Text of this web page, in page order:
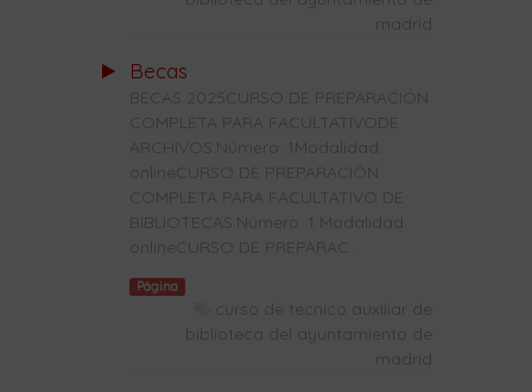
madrid
Becas
BECAS 2025CURSO DE PREPARACIÓN
COMPLETA PARA FACULTATIVODE
ARCHIVOS:Número: 1Modalidad:
onlineCURSO DE PREPARACIÓN
COMPLETA PARA FACULTATIVO DE
BIBLIOTECAS:Número: 1 Modalidad:
onlineCURSO DE PREPARAC...
Página
curso de tecnico auxiliar de
biblioteca del ayuntamiento de
madrid